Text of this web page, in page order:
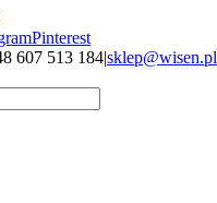
Pinterest
607 513 184|sklep@wisen.pl